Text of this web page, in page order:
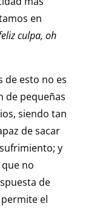
en
culpa, oh
de esto no es
de pequeñas
siendo tan
de sacar
y
no
de
el